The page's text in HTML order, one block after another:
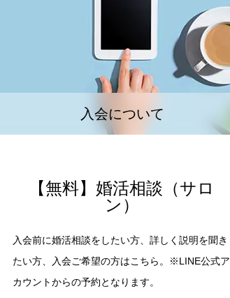
入会について
【無料】婚活相談（サロ
ン）
入会前に婚活相談をしたい方、詳しく説明を聞き
たい方、入会ご希望の方はこちら。※LINE公式ア
カウントからの予約となります。